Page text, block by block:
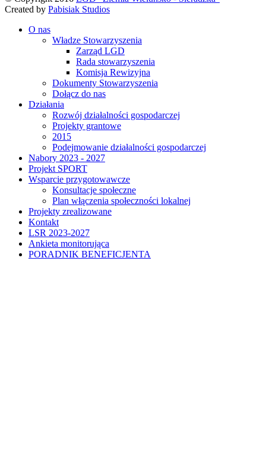
Created by Pabisiak Studios
O nas
Władze Stowarzyszenia
Zarząd LGD
Rada stowarzyszenia
Komisja Rewizyjna
Dokumenty Stowarzyszenia
Dołącz do nas
Działania
Rozwój działalności gospodarczej
Projekty grantowe
2015
Podejmowanie działalności gospodarczej
Nabory 2023 - 2027
Projekt SPORT
Wsparcie przygotowawcze
Konsultacje społeczne
Plan włączenia społeczności lokalnej
Projekty zrealizowane
Kontakt
LSR 2023-2027
Ankieta monitorująca
PORADNIK BENEFICJENTA